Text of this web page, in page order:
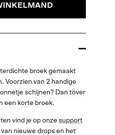
broek gemaakt
Voorzien van 2 handige
schijnen? Dan tover
een korte broek.
vind je op onzesupport
nieuwe drops en het